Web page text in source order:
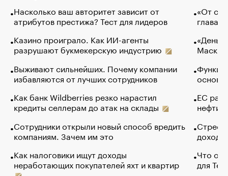
Насколько ваш авторитет зависит от
атрибутов престижа? Тест для лидеров
Казино проиграло. Как ИИ-агенты
разрушают букмекерскую индустрию
Выживают сильнейших. Почему компании
избавляются от лучших сотрудников
Как банк Wildberries резко нарастил
кредиты селлерам до атак на склады
Сотрудники открыли новый способ вредить
компаниям. Зачем им это
Как налоговики ищут доходы
неработающих покупателей яхт и квартир
«От
глава
Маск в
основ
ЕС
нефти
Что
для